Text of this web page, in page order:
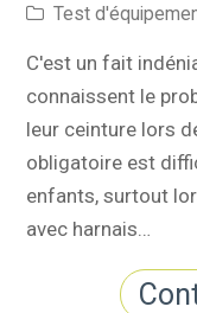
Test
C'est un fait
connaissent le
leur ceinture lors
obligatoire est
enfants, surtout
avec harnais…